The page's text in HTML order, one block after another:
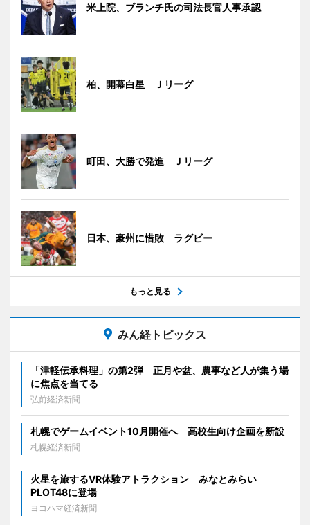
米上院、ブランチ氏の司法長官人事承認
柏、開幕白星 Ｊリーグ
町田、大勝で発進 Ｊリーグ
日本、豪州に惜敗 ラグビー
もっと見る
みん経トピックス
「津軽伝承料理」の第2弾 正月や盆、農事など人が集う場
に焦点を当てる
弘前経済新聞
札幌でゲームイベント10月開催へ 高校生向け企画を新設
札幌経済新聞
火星を旅するVR体験アトラクション みなとみらい
PLOT48に登場
ヨコハマ経済新聞